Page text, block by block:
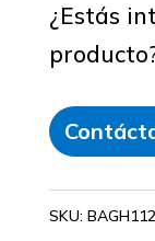
¿Estás
SKU: